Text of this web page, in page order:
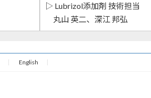
▷ Lubrizol添加剤 技術担当
丸山 英二、深江 邦弘
English